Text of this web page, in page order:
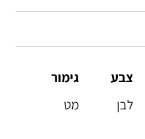
צבע
לבן
גימור
מט